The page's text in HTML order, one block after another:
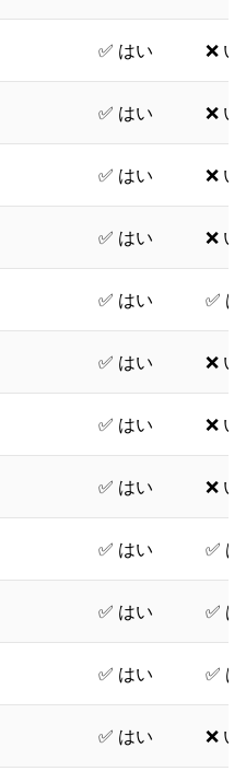
✅ はい ❌
✅ はい ❌
✅ はい ❌
✅ はい ❌
✅ はい ✅
✅ はい ❌
✅ はい ❌
✅ はい ❌
✅ はい ✅
✅ はい ✅
✅ はい ✅
✅ はい ❌